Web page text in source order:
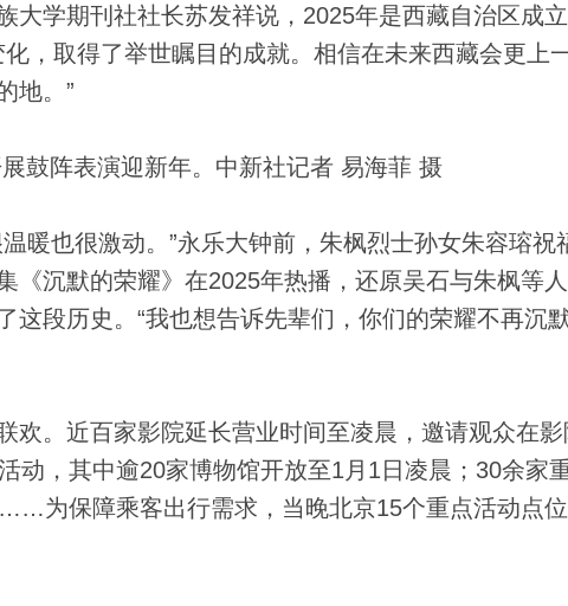
学期刊社社长苏发祥说，2025年是西藏自治区成
，取得了举世瞩目的成就。相信在未来西藏会更上
地。”
阵表演迎新年。中新社记者 易海菲 摄
也很激动。”永乐大钟前，朱枫烈士孙女朱容瑢祝
《沉默的荣耀》在2025年热播，还原吴石与朱枫等
这段历史。“我也想告诉先辈们，你们的荣耀不再沉
。近百家影院延长营业时间至凌晨，邀请观众在影
动，其中逾20家博物馆开放至1月1日凌晨；30余家
为保障乘客出行需求，当晚北京15个重点活动点